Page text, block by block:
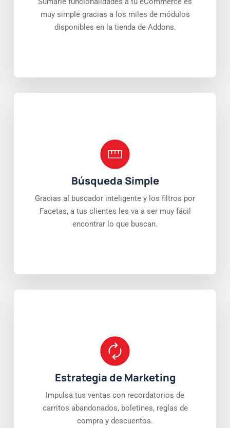
muy simple gracias a los miles de módulos
disponibles en la tienda de Addons.
Búsqueda Simple
Gracias al buscador inteligente y los filtros por
Facetas, a tus clientes les va a ser muy fácil
encontrar lo que buscan.
Estrategia de Marketing
Impulsa tus ventas con recordatorios de
carritos abandonados, boletines, reglas de
compra y descuentos.